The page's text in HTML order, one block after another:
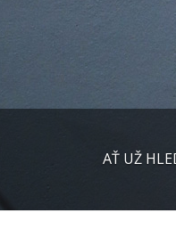
AŤ UŽ